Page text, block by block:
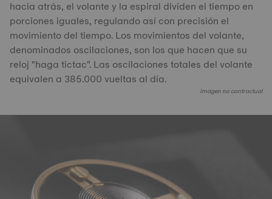
hacia atrás, el volante y la espiral dividen el tiempo en
porciones iguales, regulando así con precisión el
movimiento del tiempo. Los movimientos del volante,
denominados oscilaciones, son los que hacen que su
reloj "haga tictac". Las oscilaciones totales del volante
equivalen a 385.000 vueltas al día.
Imagen no contractual